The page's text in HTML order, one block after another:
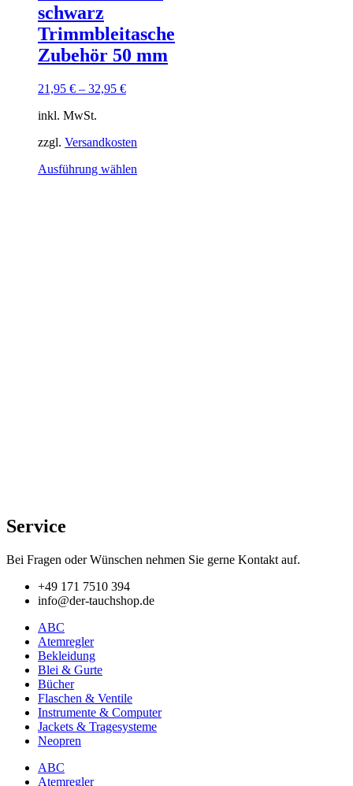
schwarz
Trimmbleitasche
Zubehör 50 mm
21,95 € – 32,95 €
inkl. MwSt.
zzgl. Versandkosten
Ausführung wählen
Service
Bei Fragen oder Wünschen nehmen Sie gerne Kontakt auf.
+49 171 7510 394
info@der-tauchshop.de
ABC
Atemregler
Bekleidung
Blei & Gurte
Bücher
Flaschen & Ventile
Instrumente & Computer
Jackets & Tragesysteme
Neopren
ABC
Atemregler